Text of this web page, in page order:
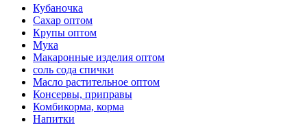
Кубаночка
Сахар оптом
Крупы оптом
Мука
Макаронные изделия оптом
соль сода спички
Масло растительное оптом
Консервы, приправы
Комбикорма, корма
Напитки